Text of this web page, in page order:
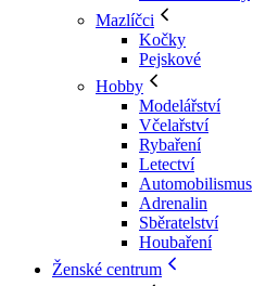
Mazlíčci
Kočky
Pejskové
Hobby
Modelářství
Včelařství
Rybaření
Letectví
Automobilismus
Adrenalin
Sběratelství
Houbaření
Ženské centrum